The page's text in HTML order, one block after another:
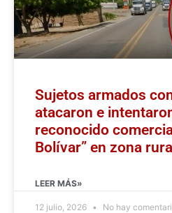
Sujetos armados
atacaron e
reconocido
Bolívar” en zona
LEER MÁS»
12 julio, 2026 No hay